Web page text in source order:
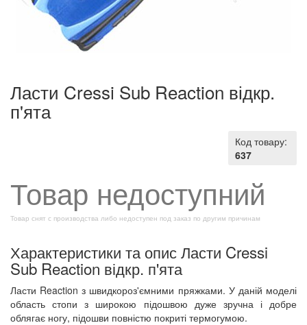
Ласти Cressi Sub Reaction відкр.
п'ята
Код товару:
637
Товар недоступний
Товар снят с производства либо недоступен под заказ по другим причинам
Характеристики та опис Ласти Cressi
Sub Reaction відкр. п'ята
Ласти Reaction з швидкороз'ємними пряжками. У даній моделі
область стопи з широкою підошвою дуже зручна і добре
облягає ногу, підошви повністю покриті термогумою.